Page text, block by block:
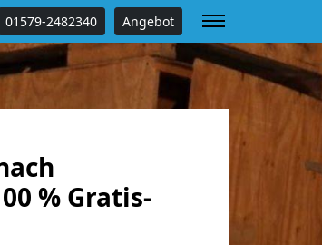
01579-2482340 Angebot
% Gratis-